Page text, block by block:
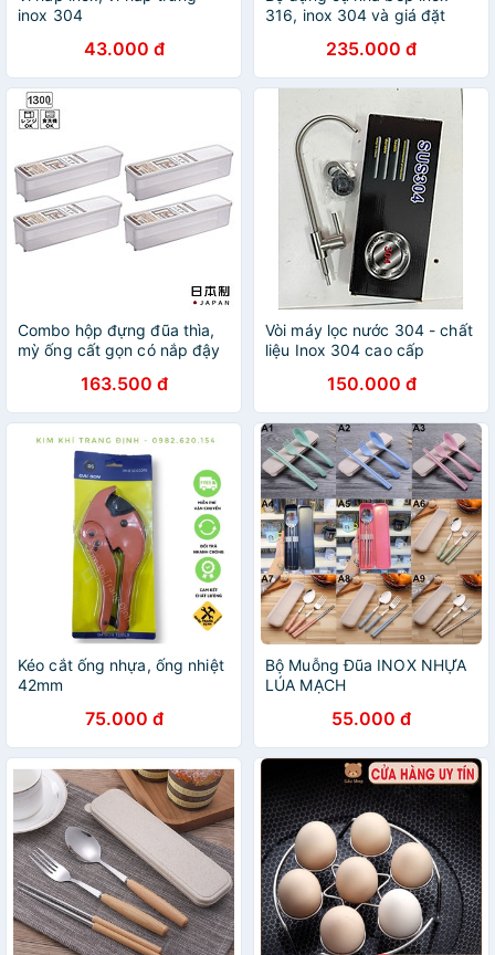
inox 304
43.000 đ
316, inox 304 và giá đặt
cấp, sang trọng
235.000 đ
Combo hộp đựng đũa thìa,
mỳ ống cất gọn có nắp đậy
163.500 đ
Vòi máy lọc nước 304 - chất
liệu Inox 304 cao cấp
150.000 đ
Kéo cắt ống nhựa, ống nhiệt
42mm
75.000 đ
Bộ Muỗng Đũa INOX NHỰA
LÚA MẠCH
55.000 đ